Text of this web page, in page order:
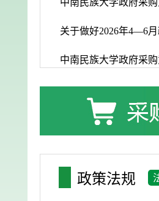
中南民族大学政府采
关于做好2026年4—6
中南民族大学政府采
政策法规